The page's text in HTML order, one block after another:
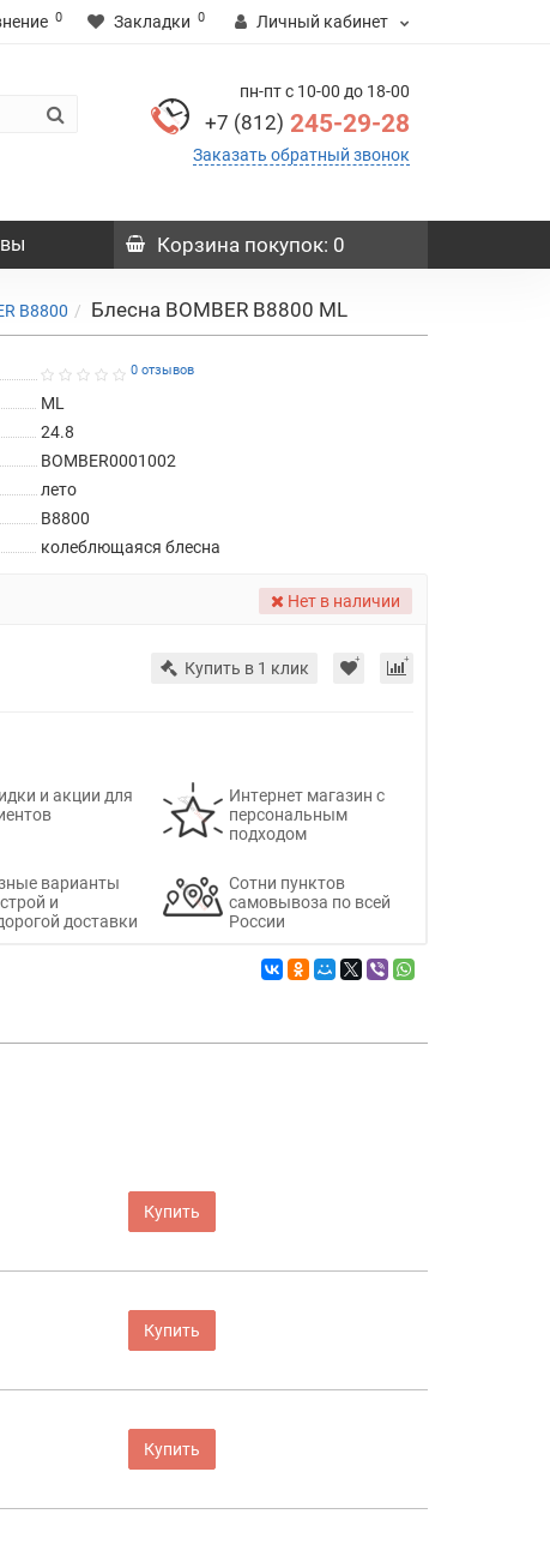
0 Закладки 0 Личный кабинет
пн-пт с 10-00 до 18-00
+7 (812) 245-29-28
Заказать обратный звонок
Корзина покупок: 0
B8800 Блесна BOMBER B8800 ML
0 отзывов
ML
24.8
BOMBER0001002
лето
B8800
колеблющаяся блесна
Нет в наличии
Купить в 1 клик
и акции для
Интернет магазин с
персональным
подходом
варианты
и
доставки
Сотни пунктов
самовывоза по всей
России
Купить
Купить
Купить